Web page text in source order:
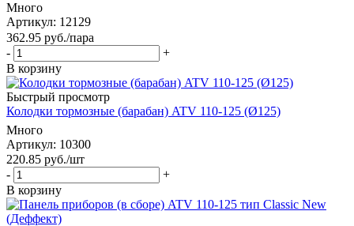
Много
Артикул: 12129
362.95 руб./пара
-
+
В корзину
Быстрый просмотр
Колодки тормозные (барабан) ATV 110-125 (Ø125)
Много
Артикул: 10300
220.85 руб./шт
-
+
В корзину